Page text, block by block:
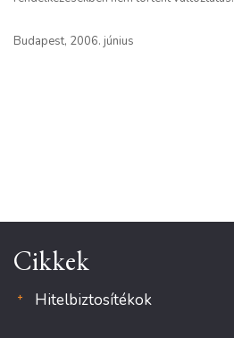
Budapest, 2006. június
Cikkek
Hitelbiztosítékok